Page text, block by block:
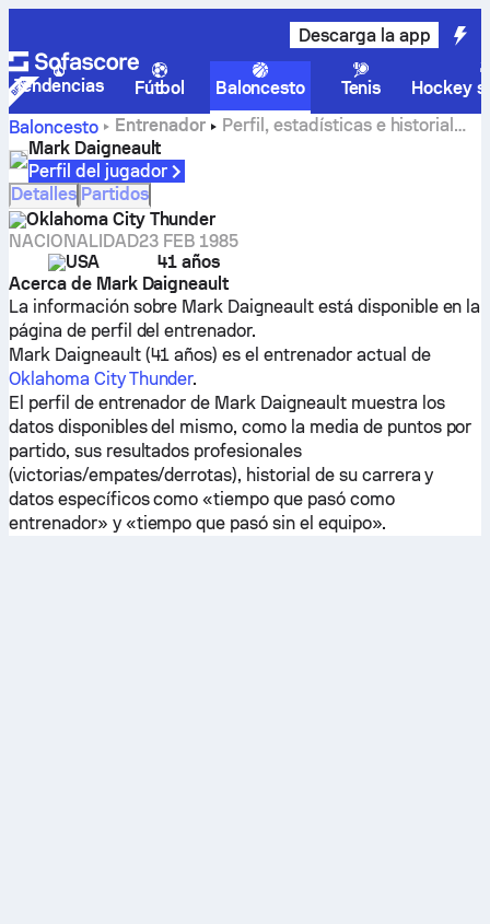
Descarga la app
Tendencias Fútbol Baloncesto Tenis
Hockey
Baloncesto
Entrenador
Perfil, estadísticas e historial
profesional de Mark Daigneault
Mark Daigneault
Perfil del jugador
Detalles Partidos
Oklahoma City Thunder
NACIONALIDAD
USA
23 FEB 1985
41 años
Acerca de Mark Daigneault
La información sobre Mark Daigneault está disponible en la
página de perfil del entrenador.
Mark Daigneault (41 años) es el entrenador actual de
Oklahoma City Thunder.
El perfil de entrenador de Mark Daigneault muestra los
datos disponibles del mismo, como la media de puntos por
partido, sus resultados profesionales
(victorias/empates/derrotas), historial de su carrera y
datos específicos como «tiempo que pasó como
entrenador» y «tiempo que pasó sin el equipo».